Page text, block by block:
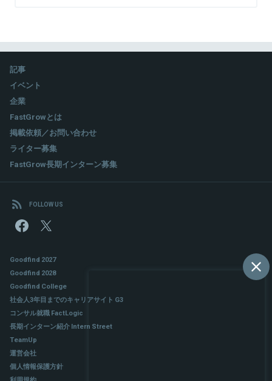
ン「designing」編集長。
関連情報をみる
記事
イベント
企業
FastGrowとは
掲載依頼／お問い合わせ
ライター募集
FastGrow長期インターン募集
FOLLOW US
Goodfind 2027
Goodfind 2028
Goodfind College
社会人3年目までのキャリアサイト G3
コンサル就職 FactLogic
長期インターン紹介 Intern Street
TeamUp
運営会社
個人情報保護方針